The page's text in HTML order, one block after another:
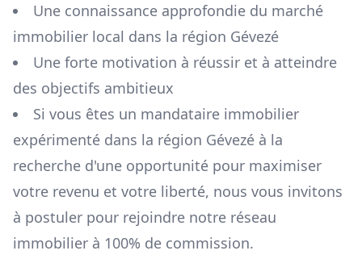
Une connaissance approfondie du marché
immobilier local dans la région Gévezé
Une forte motivation à réussir et à atteindre
des objectifs ambitieux
Si vous êtes un mandataire immobilier
expérimenté dans la région Gévezé à la
recherche d'une opportunité pour maximiser
votre revenu et votre liberté, nous vous invitons
à postuler pour rejoindre notre réseau
immobilier à 100% de commission.